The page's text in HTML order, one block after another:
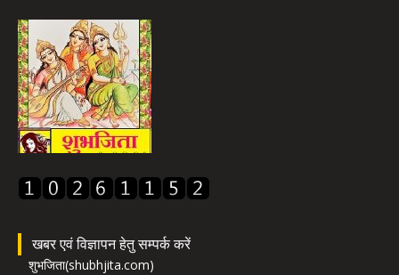
खबर एवं विज्ञापन हेतु सम्पर्क करें
शुभजिता(shubhjita.com)